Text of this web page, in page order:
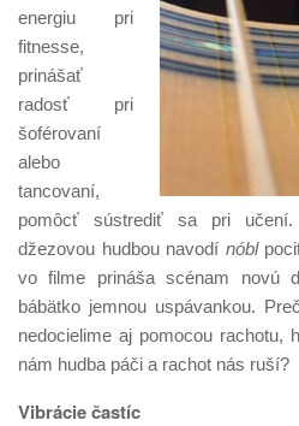
energiu pri
fitnesse,
prinášať
radosť pri
šoférovaní
alebo
tancovaní,
pomôcť sústrediť sa pri
džezovou hudbou navodí nóbl
vo filme prináša scénam novú
bábätko jemnou uspávankou.
nedocielime aj pomocou rachotu,
nám hudba páči a rachot nás ruší?
Vibrácie častíc